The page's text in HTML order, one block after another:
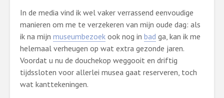
In de media vind ik wel vaker verrassend eenvoudige
manieren om me te verzekeren van mijn oude dag: als
ik na mijn museumbezoek ook nog in bad ga, kan ik me
helemaal verheugen op wat extra gezonde jaren.
Voordat u nu de douchekop weggooit en driftig
tijdssloten voor allerlei musea gaat reserveren, toch
wat kanttekeningen.